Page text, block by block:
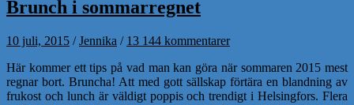
Brunch i sommarregnet
10 juli, 2015 /Jennika / 13 144 kommentarer
Här kommer ett tips på vad man kan göra när sommaren 2015 mest
regnar bort. Bruncha! Att med gott sällskap förtära en blandning av
frukost och lunch är väldigt poppis och trendigt i Helsingfors. Flera